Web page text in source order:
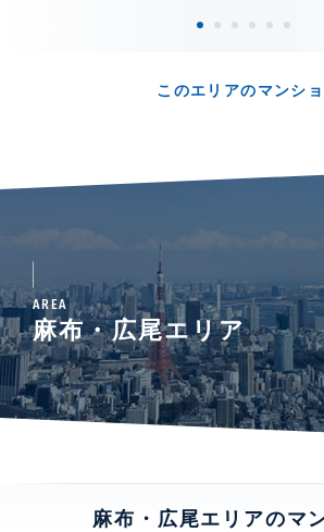
このエリアのマンシ
AREA
麻布・広尾エリア
麻布・広尾エリアのマ